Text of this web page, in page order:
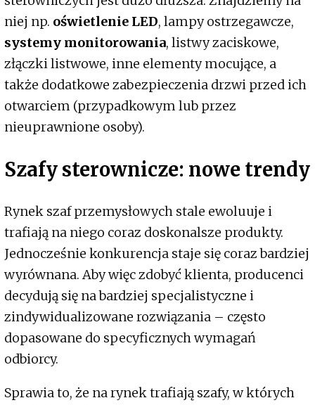
niej np. oświetlenie LED, lampy ostrzegawcze,
systemy monitorowania, listwy zaciskowe,
złączki listwowe, inne elementy mocujące, a
także dodatkowe zabezpieczenia drzwi przed ich
otwarciem (przypadkowym lub przez
nieuprawnione osoby).
Szafy sterownicze: nowe trendy
Rynek szaf przemysłowych stale ewoluuje i
trafiają na niego coraz doskonalsze produkty.
Jednocześnie konkurencja staje się coraz bardziej
wyrównana. Aby więc zdobyć klienta, producenci
decydują się na bardziej specjalistyczne i
zindywidualizowane rozwiązania – często
dopasowane do specyficznych wymagań
odbiorcy.
Sprawia to, że na rynek trafiają szafy, w których